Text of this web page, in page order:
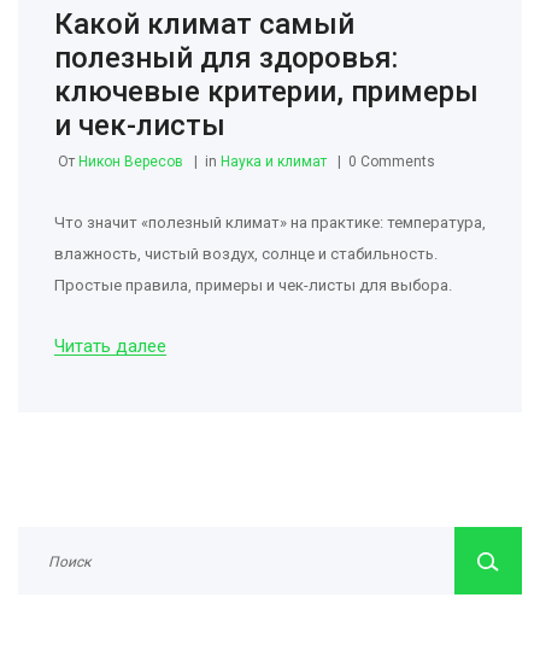
Какой климат самый
полезный для здоровья:
ключевые критерии, примеры
и чек-листы
От Никон Вересов in Наука и климат 0 Comments
Что значит «полезный климат» на практике: температура,
влажность, чистый воздух, солнце и стабильность.
Простые правила, примеры и чек-листы для выбора.
Читать далее